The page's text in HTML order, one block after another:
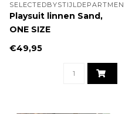
SELECTEDBYSTIJLDEPARTMENT
Playsuit linnen Sand,
ONE SIZE
€49,95